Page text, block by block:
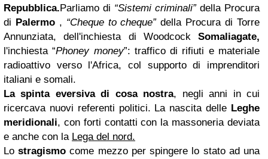
Repubblica.Parliamo di “Sistemi criminali”della Procura
di Palermo, “Cheque to cheque”della Procura di Torre
Annunziata, dell'inchiesta di Woodcock Somaliagate,
l'inchiesta “Phoney money”: traffico di rifiuti e materiale
radioattivo verso l'Africa, col supporto di imprenditori
italiani e somali.
La spinta eversiva di cosa nostra, negli anni in cui
ricercava nuovi referenti politici. La nascita delle Leghe
meridionali, con forti contatti con la massoneria deviata
e anche con la Lega del nord.
Lostragismocome mezzo per spingere lo stato ad una